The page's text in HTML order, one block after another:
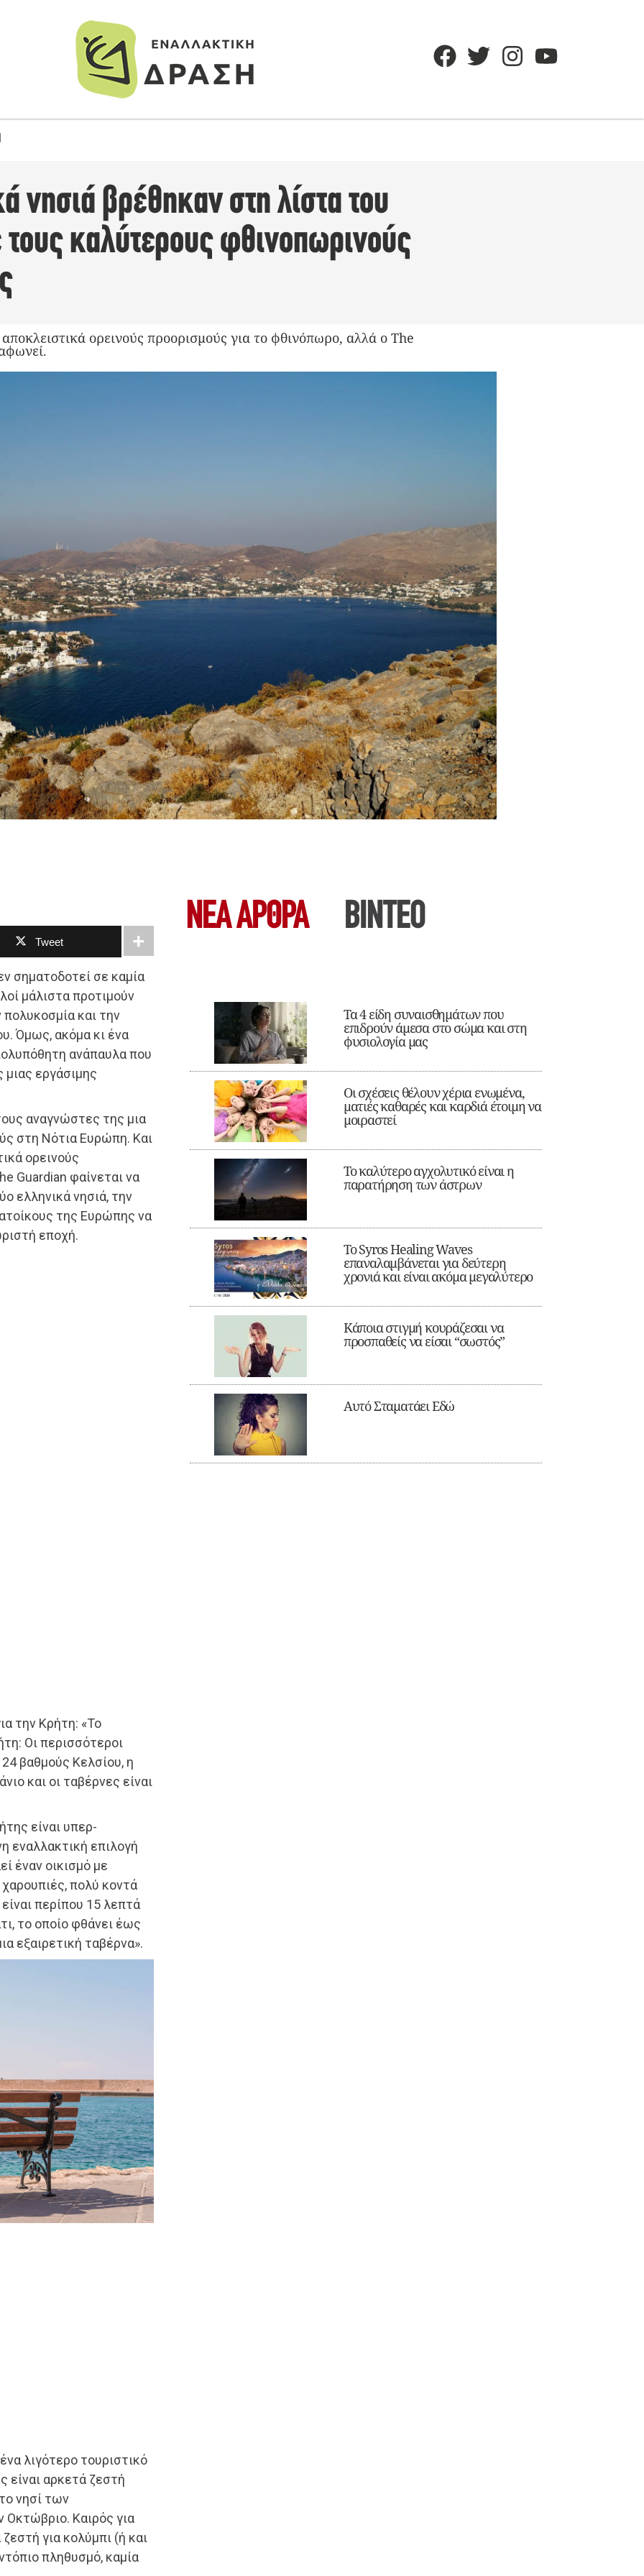
νησιά βρέθηκαν στη λίστα του
καλύτερους φθινοπωρινούς
ορεινούς προορισμούς για το φθινόπωρο, αλλά ο The
Tweet
σηματοδοτεί σε καμία
μάλιστα προτιμούν
και την
Όμως, ακόμα κι ένα
ανάπαυλα που
εργάσιμης
αναγνώστες της μια
στη Νότια Ευρώπη. Και
ορεινούς
Guardian φαίνεται να
ελληνικά νησιά, την
της Ευρώπης να
εποχή.
την Κρήτη: «Το
Οι περισσότεροι
βαθμούς Κελσίου, η
και οι ταβέρνες είναι
είναι υπερ-
εναλλακτική επιλογή
έναν οικισμό με
πολύ κοντά
περίπου 15 λεπτά
το οποίο φθάνει έως
εξαιρετική ταβέρνα».
λιγότερο τουριστικό
είναι αρκετά ζεστή
νησί των
Καιρός για
για κολύμπι (ή και
πληθυσμό, καμία
ΝΕΑ ΆΡΘΡΑ ΒΙΝΤΕΟ
Τα 4 είδη συναισθημάτων που
επιδρούν άμεσα στο σώμα και στη
φυσιολογία μας
Οι σχέσεις θέλουν χέρια ενωμένα,
ματιές καθαρές και καρδιά έτοιμη να
μοιραστεί
Το καλύτερο αγχολυτικό είναι η
παρατήρηση των άστρων
Το Syros Healing Waves
επαναλαμβάνεται για δεύτερη
χρονιά και είναι ακόμα μεγαλύτερο
Κάποια στιγμή κουράζεσαι να
προσπαθείς να είσαι “σωστός”
Αυτό Σταματάει Εδώ